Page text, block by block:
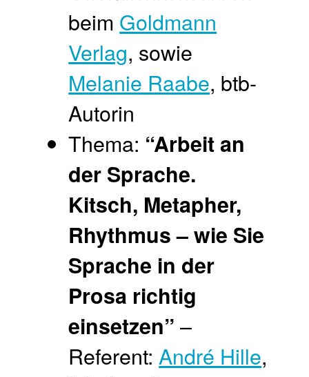
beim Goldmann
Verlag, sowie
Melanie Raabe, btb-
Autorin
Thema: “Arbeit an
der Sprache.
Kitsch, Metapher,
Rhythmus–wie Sie
Sprache in der
Prosa richtig
einsetzen” –
Referent:André Hille,